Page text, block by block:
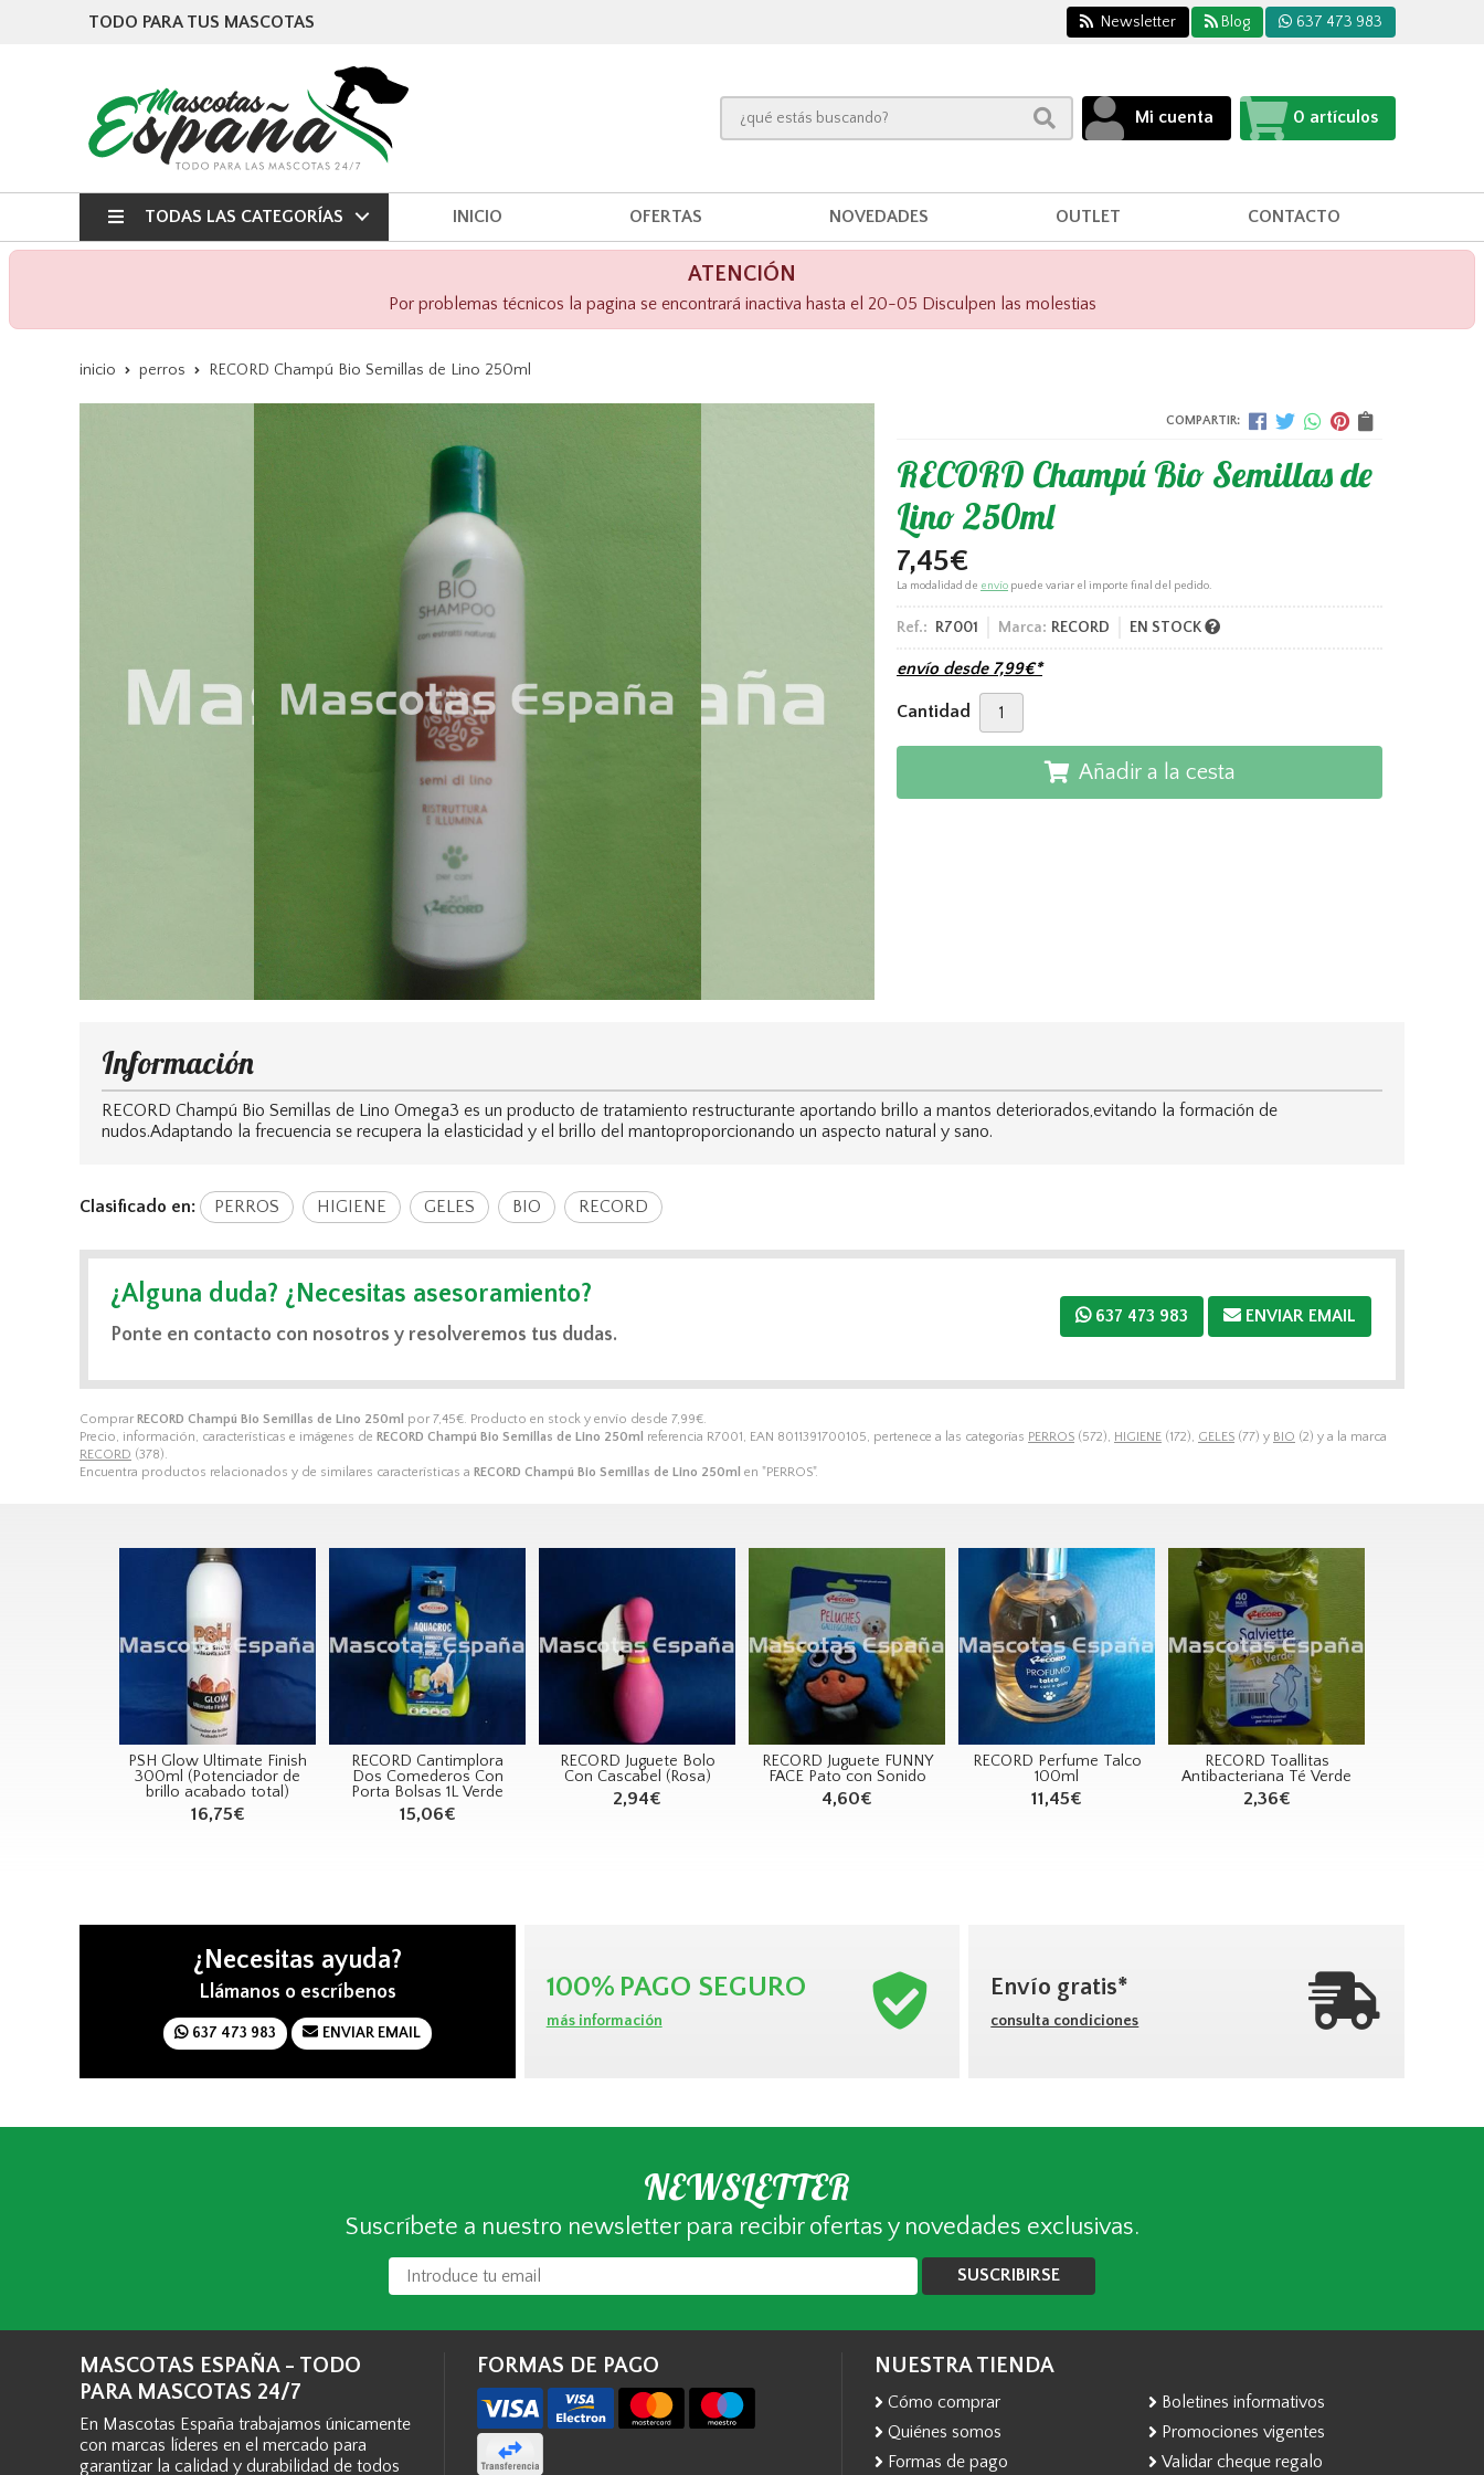
TODO PARA TUS MASCOTAS Newsletter Blog 637 473 983
Mi cuenta 0 artículos
TODAS LAS CATEGORÍAS INICIO OFERTAS NOVEDADES OUTLET CONTACTO
ATENCIÓN
Por problemas técnicos la pagina se encontrará inactiva hasta el 20-05 Disculpen las molestias
inicio perros RECORD Champú Bio Semillas de Lino 250ml
COMPARTIR:
RECORD Champú Bio Semillas de
Lino 250ml
7,45€
La modalidad de envío puede variar el importe final del pedido.
Ref.: R7001 Marca: RECORD EN STOCK
envío desde 7,99€*
Cantidad
Añadir a la cesta
Comprar RECORD Champú Bio Semillas de Lino 250ml por 7,45€. Producto en stock y envío desde 7,99€.
Precio, información, características e imágenes de RECORD Champú Bio Semillas de Lino 250ml referencia R7001, EAN 8011391700105, pertenece a las categorías PERROS (572), HIGIENE (172), GELES (77) y BIO (2) y a la marca
RECORD (378).
Encuentra productos relacionados y de similares características a RECORD Champú Bio Semillas de Lino 250ml en "PERROS".
Información
RECORD Champú Bio Semillas de Lino Omega3 es un producto de tratamiento restructurante aportando brillo a mantos deteriorados,evitando la formación de
nudos.Adaptando la frecuencia se recupera la elasticidad y el brillo del mantoproporcionando un aspecto natural y sano.
Clasificado en: PERROS HIGIENE GELES BIO RECORD
¿Alguna duda? ¿Necesitas asesoramiento?
Ponte en contacto con nosotros y resolveremos tus dudas.
637 473 983 ENVIAR EMAIL
PSH Glow Ultimate Finish
300ml (Potenciador de
brillo acabado total)
16,75€
RECORD Cantimplora
Dos Comederos Con
Porta Bolsas 1L Verde
15,06€
RECORD Juguete Bolo
Con Cascabel (Rosa)
2,94€
RECORD Juguete FUNNY
FACE Pato con Sonido
4,60€
RECORD Perfume Talco
100ml
11,45€
RECORD Toallitas
Antibacteriana Té Verde
2,36€
¿Necesitas ayuda?
Llámanos o escríbenos
637 473 983 ENVIAR EMAIL
100% PAGO SEGURO
más información
Envío gratis*
consulta condiciones
NEWSLETTER
Suscríbete a nuestro newsletter para recibir ofertas y novedades exclusivas.
SUSCRIBIRSE
MASCOTAS ESPAÑA - TODO
PARA MASCOTAS 24/7
En Mascotas España trabajamos únicamente
con marcas líderes en el mercado para
garantizar la calidad y durabilidad de todos
FORMAS DE PAGO NUESTRA TIENDA
Cómo comprar
Quiénes somos
Formas de pago
Boletines informativos
Promociones vigentes
Validar cheque regalo